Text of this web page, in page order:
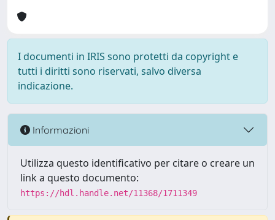
I documenti in IRIS sono protetti da copyright e
tutti i diritti sono riservati, salvo diversa
indicazione.
Informazioni
Utilizza questo identificativo per citare o creare un
link a questo documento:
https://hdl.handle.net/11368/1711349